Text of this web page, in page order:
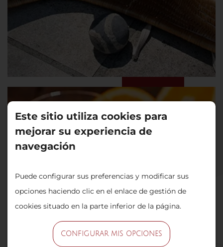
Este sitio utiliza cookies para
mejorar su experiencia de
navegación
Puede configurar sus preferencias y modificar sus
opciones haciendo clic en el enlace de gestión de
cookies situado en la parte inferior de la página.
CONFIGURAR MIS OPCIONES